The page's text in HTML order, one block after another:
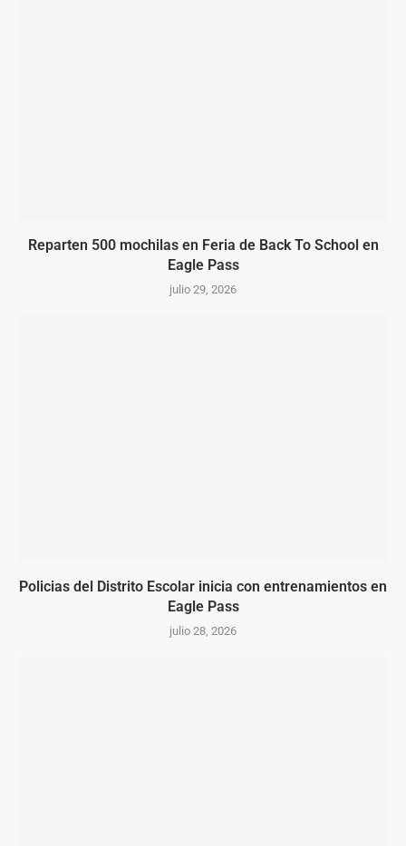
Reparten 500 mochilas en Feria de Back To School en
Eagle Pass
julio 29, 2026
Policias del Distrito Escolar inicia con entrenamientos en
Eagle Pass
julio 28, 2026